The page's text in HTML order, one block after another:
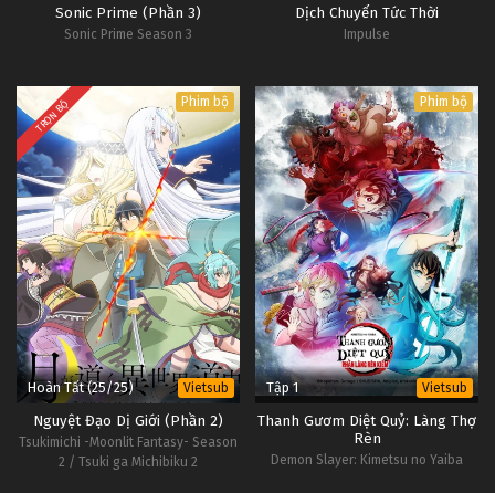
Sonic Prime (Phần 3)
Sonic Prime Season 3
Dịch Chuyển Tức Thời
Impulse
TRỌN BỘ Phim bộ
Hoàn Tất (25/25) Vietsub
Nguyệt Đạo Dị Giới (Phần 2)
Tsukimichi -Moonlit Fantasy- Season
2 / Tsuki ga Michibiku 2
Phim bộ
Tập 1 Vietsub
Thanh Gươm Diệt Quỷ: Làng Thợ
Rèn
Demon Slayer: Kimetsu no Yaiba